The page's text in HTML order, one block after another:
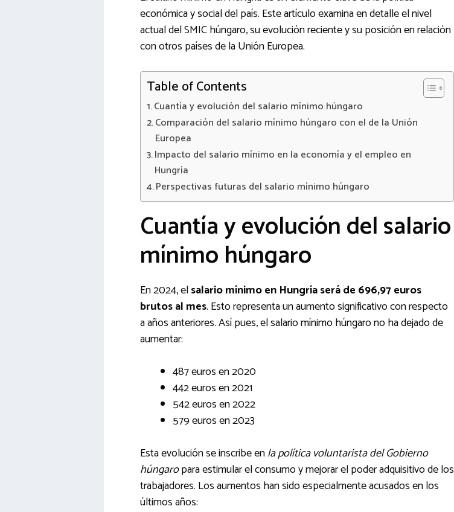
económica y social del país. Este artículo examina en detalle el nivel
actual del SMIC húngaro, su evolución reciente y su posición en relación
con otros países de la Unión Europea.
Table of Contents
Cuantía y evolución del salario mínimo húngaro
Comparación del salario mínimo húngaro con el de la Unión
Europea
Impacto del salario mínimo en la economía y el empleo en
Hungría
Perspectivas futuras del salario mínimo húngaro
Cuantía y evolución del salario
mínimo húngaro
En 2024, elsalario mínimo en Hungría será de 696,97 euros
brutos al mes. Esto representa un aumento significativo con respecto
a años anteriores. Así pues, el salario mínimo húngaro no ha dejado de
aumentar:
487 euros en 2020
442 euros en 2021
542 euros en 2022
579 euros en 2023
Esta evolución se inscribe enla política voluntarista del Gobierno
húngaropara estimular el consumo y mejorar el poder adquisitivo de los
trabajadores. Los aumentos han sido especialmente acusados en los
últimos años: